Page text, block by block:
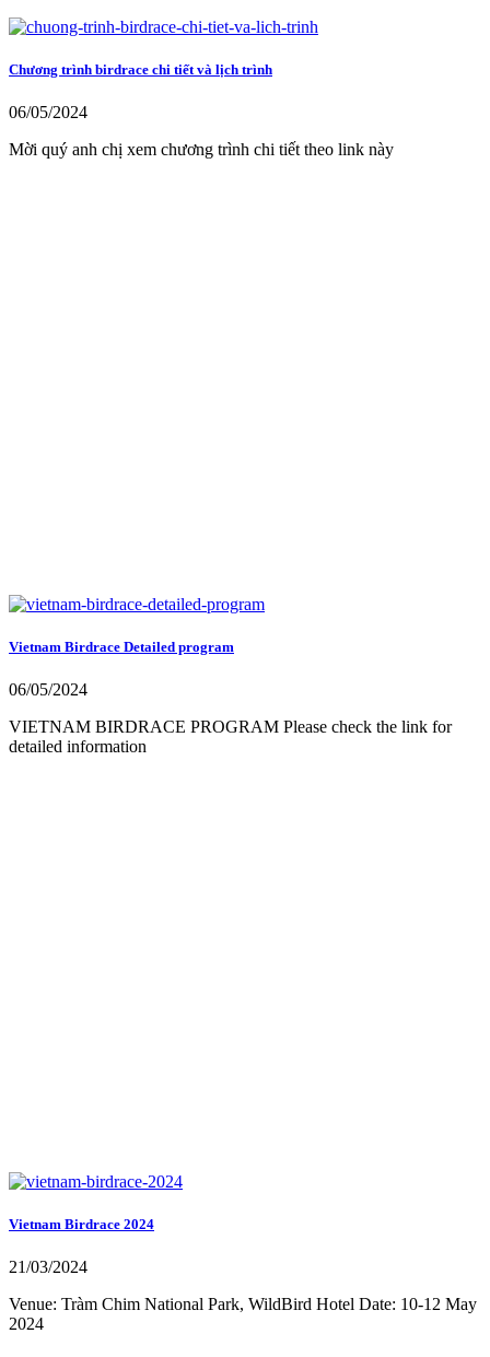
Chương trình birdrace chi tiết và lịch trình
06/05/2024
Mời quý anh chị xem chương trình chi tiết theo link này
Vietnam Birdrace Detailed program
06/05/2024
VIETNAM BIRDRACE PROGRAM Please check the link for
detailed information
Vietnam Birdrace 2024
21/03/2024
Venue: Tràm Chim National Park, WildBird Hotel Date: 10-12 May
2024